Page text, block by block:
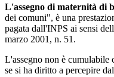
L'assegno di maternità di
dei comuni", è una
pagata dall'INPS ai sensi
marzo 2001, n. 51.
L'assegno non è cumulabile
se si ha diritto a percepire